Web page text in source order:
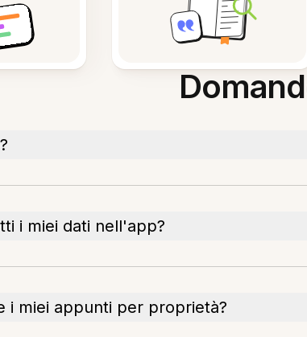
i miei dati nell'app?
i miei appunti per proprietà?